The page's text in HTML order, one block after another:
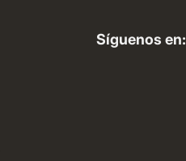
Síguenos en: